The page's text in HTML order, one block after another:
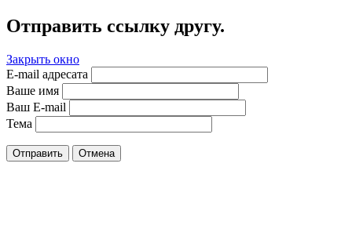
Отправить ссылку другу.
Закрыть окно
E-mail адресата
Ваше имя
Ваш E-mail
Тема
Отправить Отмена